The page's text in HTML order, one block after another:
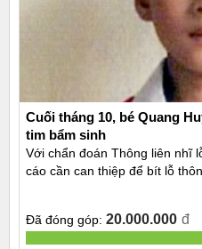
Cuối tháng 10, bé Quang
tim bẩm sinh
Với chẩn đoán Thông liên nhĩ
cáo cần can thiệp để bít lỗ
Đã đóng góp: 20.000.000 đ